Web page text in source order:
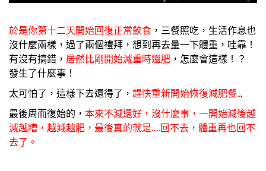
於是你第十二天開始回復正常飲食 ，三餐照吃，生活作息也
沒什麼兩樣，過了兩個禮拜，想到再去量一下體重，哇靠！
有沒有搞錯， 居然比剛開始減重時還肥 ，怎麼會這樣！？
發生了什麼事！
太可怕了，這樣下去還得了， 趕快重新開始恢復減肥餐..
最後周而復始的， 本來不減還好，沒什麼事，一開始減後越
減越糟，越減越肥，最後真的就是….回不去，體重再也回不
去了。